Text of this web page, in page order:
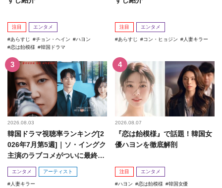
注目 エンタメ
あらすじ チョン・ヘイン
ハヨン
恋は飴模様
韓国ドラマ
注目 エンタメ
あらすじ コン・ヒョジン 人妻キラー
2026.08.03
韓国ドラマ視聴率ランキング[2
026年7月第5週]｜ソ・イングク
主演のラブコメがついに最終
回！
エンタメ アーティスト
人妻キラー
2026.08.07
『恋は飴模様』で話題！韓国女
優ハヨンを徹底解剖
注目 エンタメ
ハヨン 恋は飴模様 韓国女優